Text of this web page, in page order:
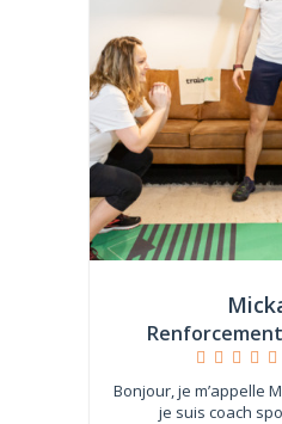
Bonjour, je m’appelle
je suis coach